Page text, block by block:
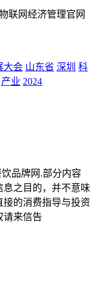
大会 山东省 深圳 科
产业 2024
品牌网 .部分内容
息之目的，并不意味
的消费指导与投资
请来信告